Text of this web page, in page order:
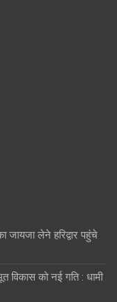
जायजा लेने हरिद्वार पहुंचे
विकास को नई गति : धामी